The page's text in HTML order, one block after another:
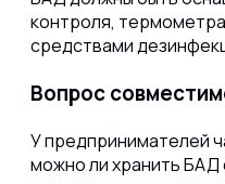
контроля,
средствами
Вопрос
У предпринимателей
можно ли хранить БАД